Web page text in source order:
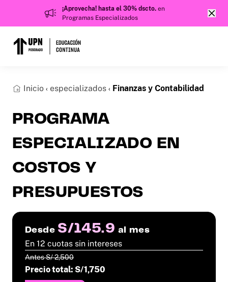
¡Aprovecha! hasta el 30% dscto. en
Programas Especializados
Inicio ‹ especializados ‹ Finanzas y Contabilidad
PROGRAMA
ESPECIALIZADO EN
COSTOS Y
PRESUPUESTOS
Desde S/145.9 al mes
En 12 cuotas sin intereses
Antes S/ 2,500
Precio total: S/1,750